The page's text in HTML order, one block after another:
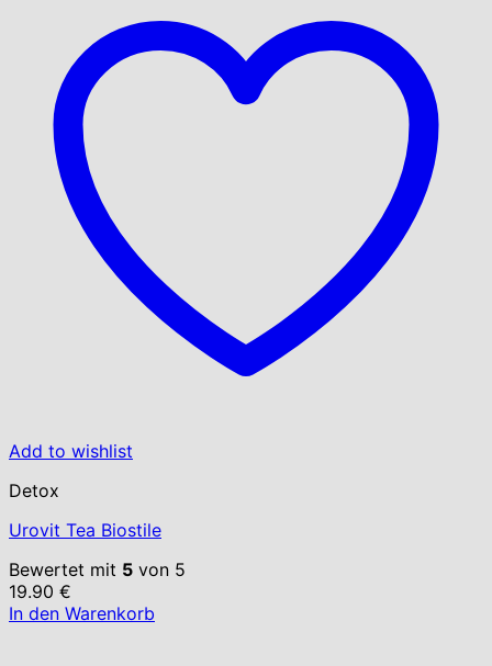
Add to wishlist
Detox
Urovit Tea Biostile
Bewertet mit 5 von 5
19.90 €
In den Warenkorb